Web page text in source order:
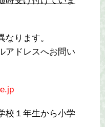
ります。
アドレスへお問い
校１年生から小学